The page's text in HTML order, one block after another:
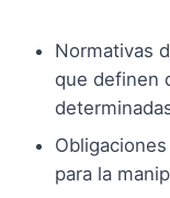
Normativas
que definen
para la